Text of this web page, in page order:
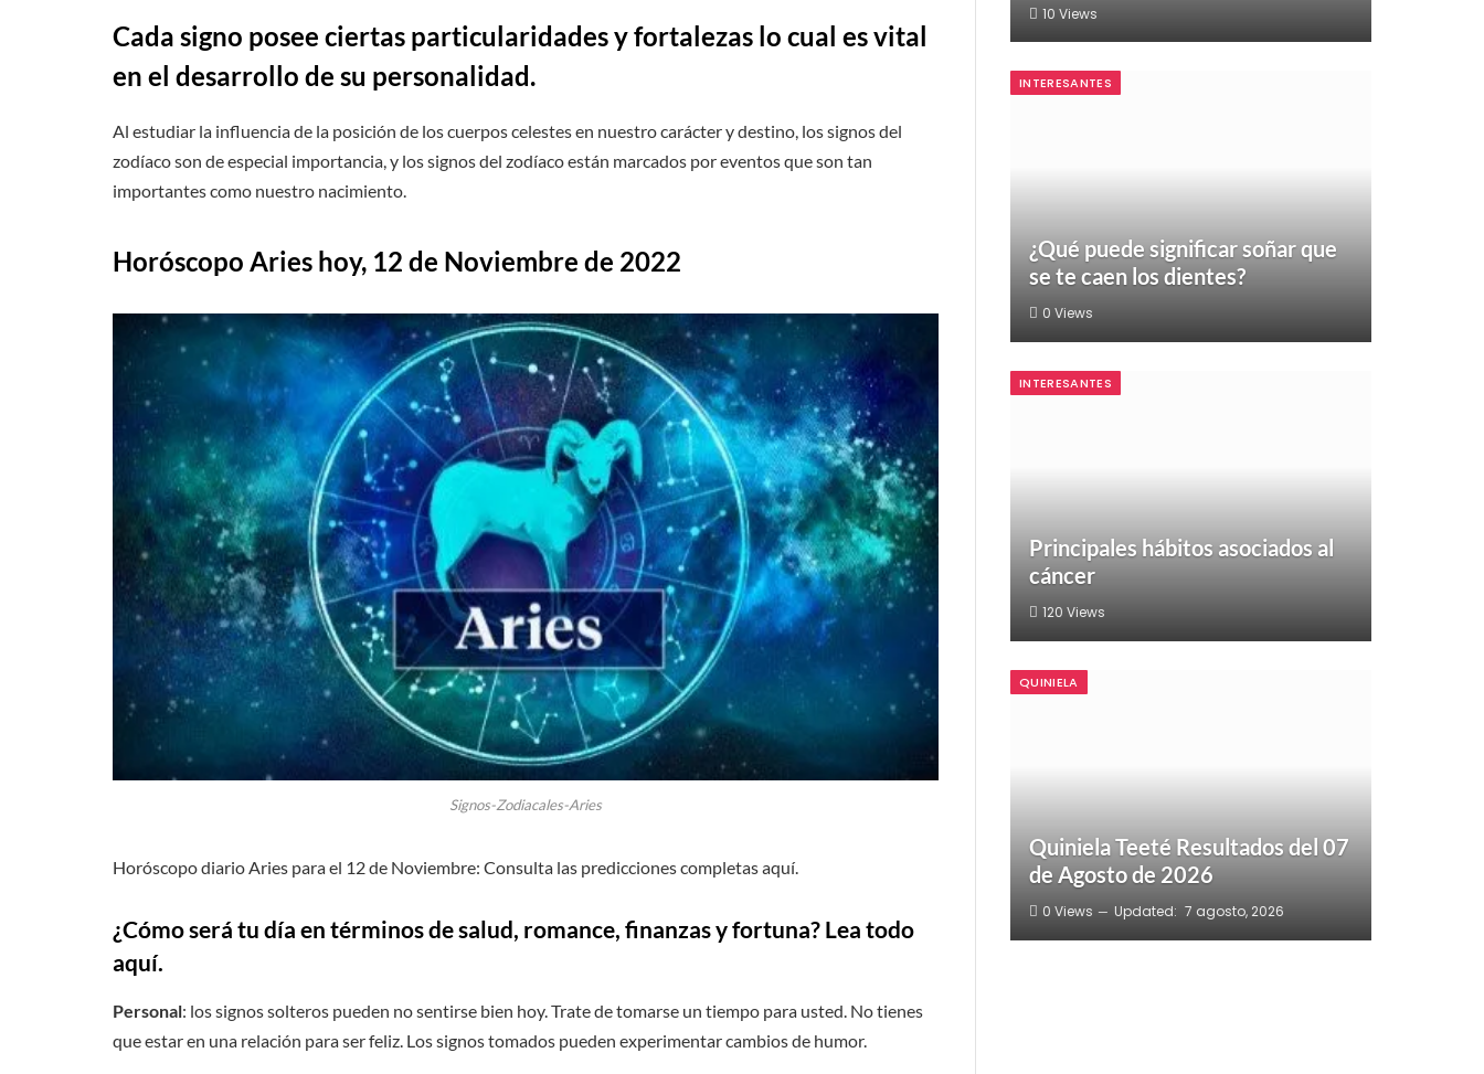
Cada signo posee ciertas particularidades y fortalezas lo cual es vital
en el desarrollo de su personalidad.
Al estudiar la influencia de la posición de los cuerpos celestes en nuestro carácter y destino, los signos del
zodíaco son de especial importancia, y los signos del zodíaco están marcados por eventos que son tan
importantes como nuestro nacimiento.
Horóscopo Aries hoy, 12 de Noviembre de 2022
Signos-Zodiacales-Aries
Horóscopo diario Aries para el 12 de Noviembre: Consulta las predicciones completas aquí.
¿Cómo será tu día en términos de salud, romance, finanzas y fortuna? Lea todo
aquí.
Personal: los signos solteros pueden no sentirse bien hoy. Trate de tomarse un tiempo para usted. No tienes
que estar en una relación para ser feliz. Los signos tomados pueden experimentar cambios de humor.
10 Views
INTERESANTES
¿Qué puede significar soñar que
se te caen los dientes?
0 Views
INTERESANTES
Principales hábitos asociados al
cáncer
120 Views
QUINIELA
Quiniela Teeté Resultados del 07
de Agosto de 2026
0 Views Updated: 7 agosto, 2026